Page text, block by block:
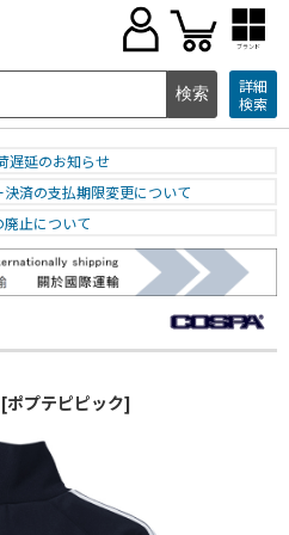
ブランド
詳細
検索
遅延のお知らせ
済の支払期限変更について
廃止について
ポプテピピック]